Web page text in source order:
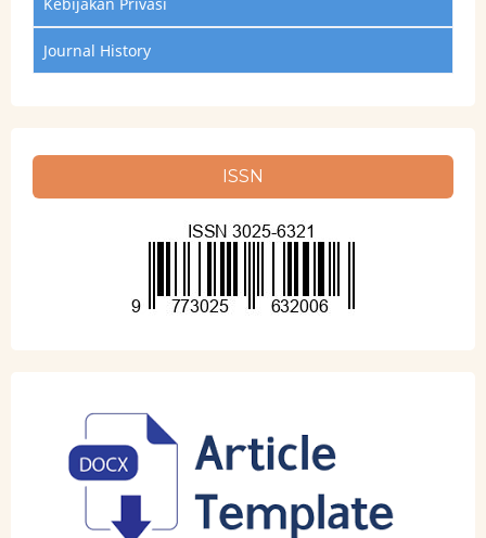
Kebijakan Privasi
Journal History
ISSN